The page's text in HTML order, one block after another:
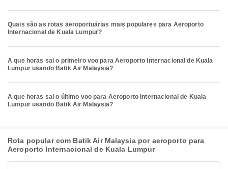
Quais são as rotas aeroportuárias mais populares para Aeroporto
Internacional de Kuala Lumpur?
A que horas sai o primeiro voo para Aeroporto Internacional de Kuala
Lumpur usando Batik Air Malaysia?
A que horas sai o último voo para Aeroporto Internacional de Kuala
Lumpur usando Batik Air Malaysia?
Rota popular com Batik Air Malaysia por aeroporto para
Aeroporto Internacional de Kuala Lumpur